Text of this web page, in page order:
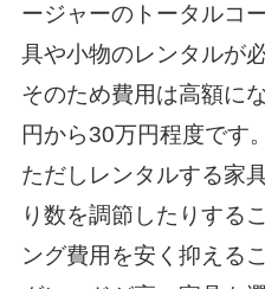
ージャーのトータルコ
具や小物のレンタルが
そのため費用は高額に
円から30万円程度です。
ただしレンタルする家
り数を調節したりする
ング費用を安く抑える